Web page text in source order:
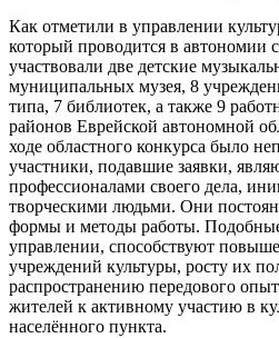
Как отметили в управлении
который проводится в автономии
участвовали две детские
муниципальных музея, 8
типа, 7 библиотек, а также 9
районов Еврейской автономной
ходе областного конкурса было
участники, подавшие заявки,
профессионалами своего дела,
творческими людьми. Они
формы и методы работы.
управлении, способствуют
учреждений культуры, росту их
распространению передового
жителей к активному участию в
населённого пункта.